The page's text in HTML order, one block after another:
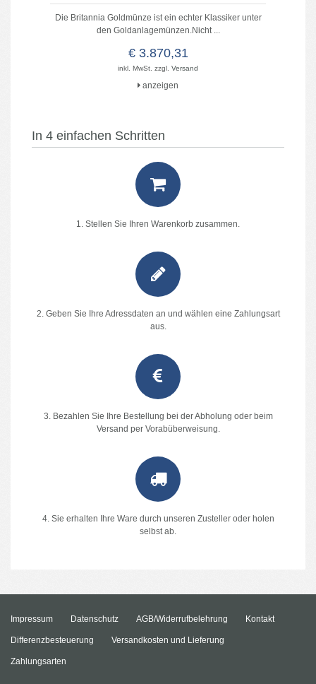
Die Britannia Goldmünze ist ein echter Klassiker unter
den Goldanlagemünzen.Nicht ...
€ 3.870,31
anzeigen
inkl. MwSt. zzgl. Versand
In 4 einfachen Schritten
1. Stellen Sie Ihren Warenkorb zusammen.
2. Geben Sie Ihre Adressdaten an und wählen eine Zahlungsart
aus.
3. Bezahlen Sie Ihre Bestellung bei der Abholung oder beim
Versand per Vorabüberweisung.
4. Sie erhalten Ihre Ware durch unseren Zusteller oder holen
selbst ab.
Impressum Datenschutz AGB/Widerrufbelehrung Kontakt
Differenzbesteuerung Versandkosten und Lieferung
Zahlungsarten